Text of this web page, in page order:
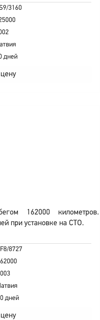
3160
дней
162000 километров.
при установке на СТО.
8727
дней